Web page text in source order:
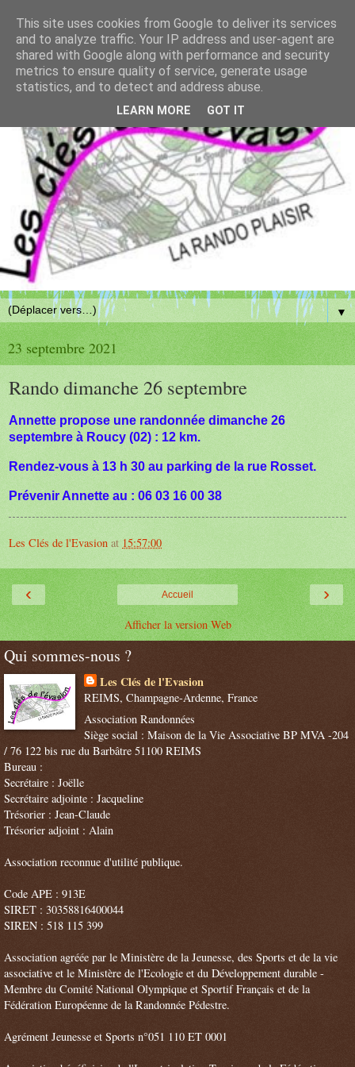
▼
23 septembre 2021
Rando dimanche 26 septembre
Annette propose une randonnée dimanche 26
septembre à Roucy (02) : 12 km.
Rendez-vous à 13 h 30 au parking de la rue Rosset.
Prévenir Annette au : 06 03 16 00 38
Les Clés de l'Evasion at 15:57:00
‹ ›
Accueil
Afficher la version Web
Qui sommes-nous ?
Les Clés de l'Evasion
REIMS, Champagne-Ardenne, France
Association Randonnées
Siège social : Maison de la Vie Associative BP MVA -204
/ 76 122 bis rue du Barbâtre 51100 REIMS
Bureau :
Secrétaire : Joëlle
Secrétaire adjointe : Jacqueline
Trésorier : Jean-Claude
Trésorier adjoint : Alain
Association reconnue d'utilité publique.
Code APE : 913E
SIRET : 30358816400044
SIREN : 518 115 399
Association agréée par le Ministère de la Jeunesse, des Sports et de la vie
associative et le Ministère de l'Ecologie et du Développement durable -
Membre du Comité National Olympique et Sportif Français et de la
Fédération Européenne de la Randonnée Pédestre.
Agrément Jeunesse et Sports n°051 110 ET 0001
This site uses cookies from Google to deliver its services
and to analyze traffic. Your IP address and user-agent are
shared with Google along with performance and security
metrics to ensure quality of service, generate usage
statistics, and to detect and address abuse.
LEARN MORE GOT IT